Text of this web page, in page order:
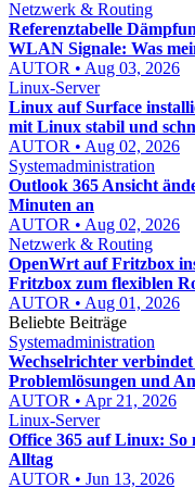
Netzwerk & Routing
Referenztabelle
WLAN Signale: Was
AUTOR • Aug 03, 2026
Linux-Server
Linux auf Surface
mit Linux stabil und
AUTOR • Aug 02, 2026
Systemadministration
Outlook 365 Ansicht
Minuten an
AUTOR • Aug 02, 2026
Netzwerk & Routing
OpenWrt auf Fritzbox
Fritzbox zum flexiblen
AUTOR • Aug 01, 2026
Beliebte Beiträge
Systemadministration
Wechselrichter
Problemlösungen und
AUTOR • Apr 21, 2026
Linux-Server
Office 365 auf Linux: So
Alltag
AUTOR • Jun 13, 2026